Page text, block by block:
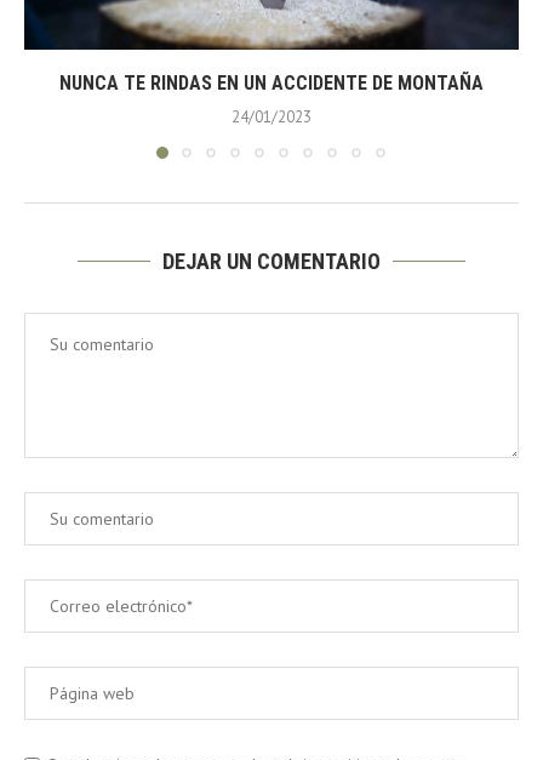
NUNCA TE RINDAS EN UN ACCIDENTE DE MONTAÑA
24/01/2023
DEJAR UN COMENTARIO